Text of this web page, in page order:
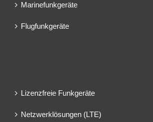
Marinefunkgeräte
Flugfunkgeräte
Lizenzfreie Funkgeräte
Netzwerklösungen (LTE)